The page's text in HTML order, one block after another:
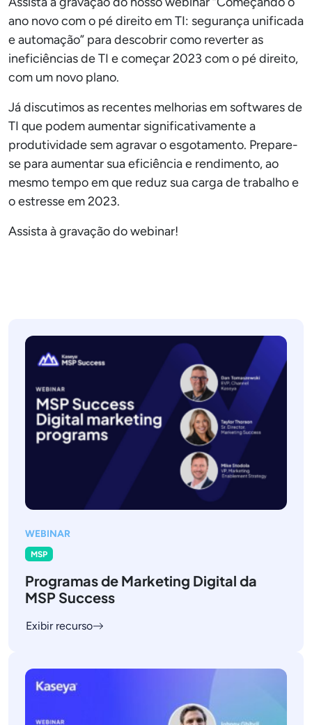
ano novo com o pé direito em TI: segurança unificada
e automação” para descobrir como reverter as
ineficiências de TI e começar 2023 com o pé direito,
com um novo plano.
Já discutimos as recentes melhorias em softwares de
TI que podem aumentar significativamente a
produtividade sem agravar o esgotamento. Prepare-
se para aumentar sua eficiência e rendimento, ao
mesmo tempo em que reduz sua carga de trabalho e
o estresse em 2023.
Assista à gravação do webinar!
WEBINAR
MSP
Programas de Marketing Digital da
MSP Success
Exibir recurso